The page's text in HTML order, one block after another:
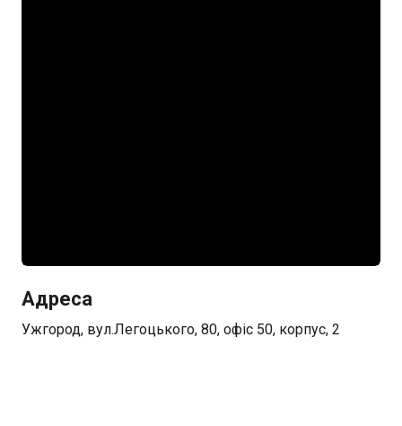
Адреса
Ужгород, вул.Легоцького, 80, офіс 50, корпус, 2